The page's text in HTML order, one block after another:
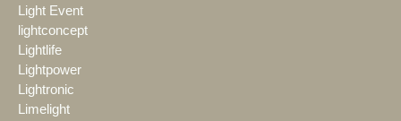
Light Event
lightconcept
Lightlife
Lightpower
Lightronic
Limelight